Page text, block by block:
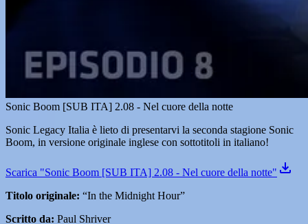
Sonic Boom [SUB ITA] 2.08 - Nel cuore della notte
Sonic Legacy Italia è lieto di presentarvi la seconda stagione Sonic
Boom, in versione originale inglese con sottotitoli in italiano!
Scarica "Sonic Boom [SUB ITA] 2.08 - Nel cuore della notte"
Titolo originale: “In the Midnight Hour”
Scritto da: Paul Shriver